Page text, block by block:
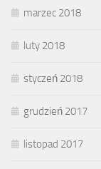
marzec 2018
luty 2018
styczeń 2018
grudzień 2017
listopad 2017